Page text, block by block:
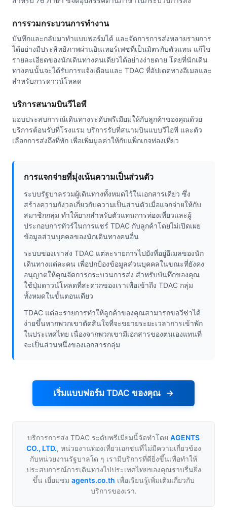
การรวมกระบวนการทำงาน
บันทึกและกลับมาทำแบบฟอร์มได้ และจัดการการส่งหลายรายการ
ได้อย่างมีประสิทธิภาพผ่านอินเทอร์เฟซที่เป็นมิตรกับตัวแทน แก้ไข
รายละเอียดของนักเดินทางคนเดียวได้อย่างง่ายดาย โดยที่นักเดิน
ทางคนนั้นจะได้รับการแจ้งเตือนและ TDAC ที่อัปเดตทางอีเมลและ
สำหรับการดาวน์โหลด
บริการสนามบินวีไอพี
มอบประสบการณ์เดินทางระดับพรีเมียมให้กับลูกค้าของคุณด้วย
บริการต้อนรับที่โรงแรม บริการรับที่สนามบินแบบวีไอพี และตัว
เลือกการส่งถึงที่พัก เพื่อเพิ่มมูลค่าให้กับแพ็กเกจท่องเที่ยว
การแจกจ่ายที่มุ่งเน้นความเป็นส่วนตัว
ระบบรัฐบาลรวมผู้เดินทางทั้งหมดไว้ในเอกสารเดียว ซึ่ง
สร้างความกังวลเกี่ยวกับความเป็นส่วนตัวเมื่อแจกจ่ายให้กับ
สมาชิกกลุ่ม ทำให้ยากสำหรับตัวแทนการท่องเที่ยวและผู้
ประกอบการทัวร์ในการแชร์ TDAC กับลูกค้าโดยไม่เปิดเผย
ข้อมูลส่วนบุคคลของนักเดินทางคนอื่น
ระบบของเราส่ง TDAC แต่ละรายการไปยังที่อยู่อีเมลของนัก
เดินทางแต่ละคน เพื่อปกป้องข้อมูลส่วนบุคคลในขณะที่ยังคง
อนุญาตให้คุณจัดการกระบวนการส่ง สำหรับบันทึกของคุณ
ใช้ปุ่มดาวน์โหลดที่สะดวกของเราเพื่อเข้าถึง TDAC กลุ่ม
ทั้งหมดในขั้นตอนเดียว
TDAC แต่ละรายการทำให้ลูกค้าของคุณสามารถขอวีซ่าได้
ง่ายขึ้นหากพวกเขาตัดสินใจที่จะขยายระยะเวลาการเข้าพัก
ในประเทศไทย เนื่องจากพวกเขามีเอกสารของตนเองแทนที่
จะเป็นส่วนหนึ่งของเอกสารกลุ่ม
เริ่มแบบฟอร์ม TDAC ของคุณ
บริการการส่ง TDAC ระดับพรีเมียมนี้จัดทำโดย AGENTS
CO., LTD., หน่วยงานท่องเที่ยวเอกชนที่ไม่มีความเกี่ยวข้อง
กับหน่วยงานรัฐบาลใด ๆ เรามีบริการที่ดียิ่งขึ้นเพื่อทำให้
ประสบการณ์การเดินทางไปประเทศไทยของคุณราบรื่นยิ่ง
ขึ้น เยี่ยมชม agents.co.th เพื่อเรียนรู้เพิ่มเติมเกี่ยวกับ
บริการของเรา.